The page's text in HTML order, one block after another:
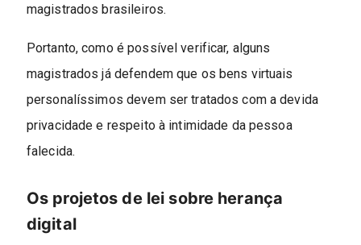
magistrados brasileiros.
Portanto, como é possível verificar, alguns
magistrados já defendem que os bens virtuais
personalíssimos devem ser tratados com a devida
privacidade e respeito à intimidade da pessoa
falecida.
Os projetos de lei sobre herança
digital